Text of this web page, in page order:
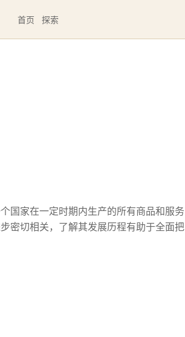
首页 探索
国家在一定时期内生产的所有商品和服务
密切相关，了解其发展历程有助于全面把